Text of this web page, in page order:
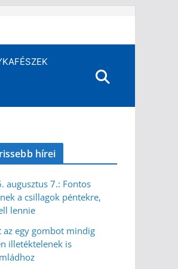
hírei
augusztus 7.: Fontos
a csillagok péntekre,
lennie
az egy gombot mindig
illetéktelenek is